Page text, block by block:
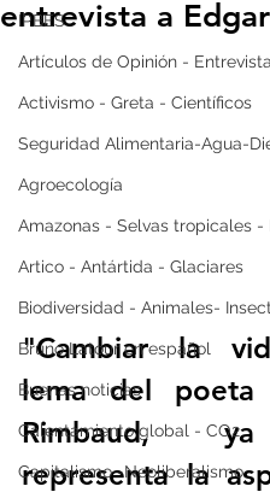
IPBES
Artículos de Opinión -
Activismo - Greta - Científicos
Seguridad Alimentaria-Agua-
Agroecología
Amazonas - Selvas tropicales -
Artico - Antártida - Glaciares
Biodiversidad - Animales-
Bruno Latour en español
Buenas noticias
Calentamiento global - CO2
Capitalismo -Neoliberalismo
entrevista a
"Cambiar la
lema del poeta
Rimbaud,
representa la